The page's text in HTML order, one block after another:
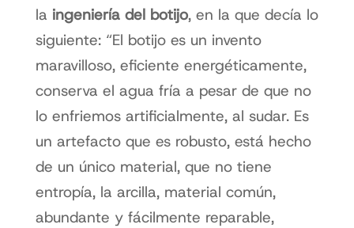
la ingeniería del botijo, en la que decía lo
siguiente: “El botijo es un invento
maravilloso, eficiente energéticamente,
conserva el agua fría a pesar de que no
lo enfriemos artificialmente, al sudar. Es
un artefacto que es robusto, está hecho
de un único material, que no tiene
entropía, la arcilla, material común,
abundante y fácilmente reparable,